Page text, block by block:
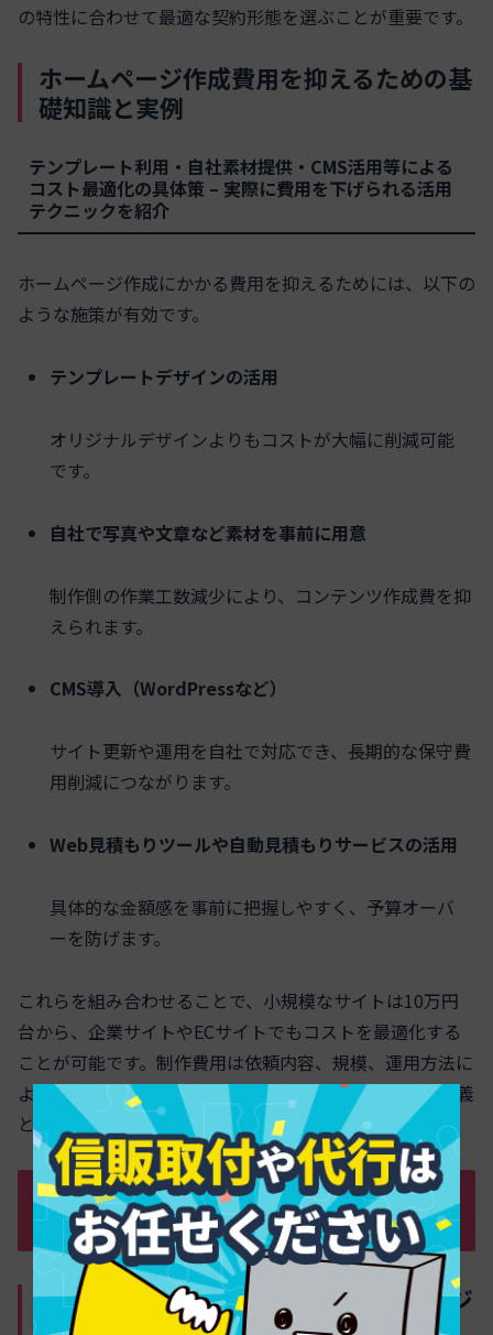
の特性に合わせて最適な契約形態を選ぶことが重要です。
ホームページ作成費用を抑えるための基
礎知識と実例
テンプレート利用・自社素材提供・CMS活用等による
コスト最適化の具体策 – 実際に費用を下げられる活用
テクニックを紹介
ホームページ作成にかかる費用を抑えるためには、以下の
ような施策が有効です。
テンプレートデザインの活用
オリジナルデザインよりもコストが大幅に削減可能
です。
自社で写真や文章など素材を事前に用意
制作側の作業工数減少により、コンテンツ作成費を抑
えられます。
CMS導入（WordPressなど）
サイト更新や運用を自社で対応でき、長期的な保守費
用削減につながります。
Web見積もりツールや自動見積もりサービスの活用
具体的な金額感を事前に把握しやすく、予算オーバ
ーを防げます。
これらを組み合わせることで、小規模なサイトは10万円
台から、企業サイトやECサイトでもコストを最適化する
ことが可能です。制作費用は依頼内容、規模、運用方法に
よって大きく異なるため、見積もり時は具体的な要件定義
と併せて相談しましょう。
ホームページ制作費の最新料金相場と比
較表
規模・目的・機能別にみるホームページ